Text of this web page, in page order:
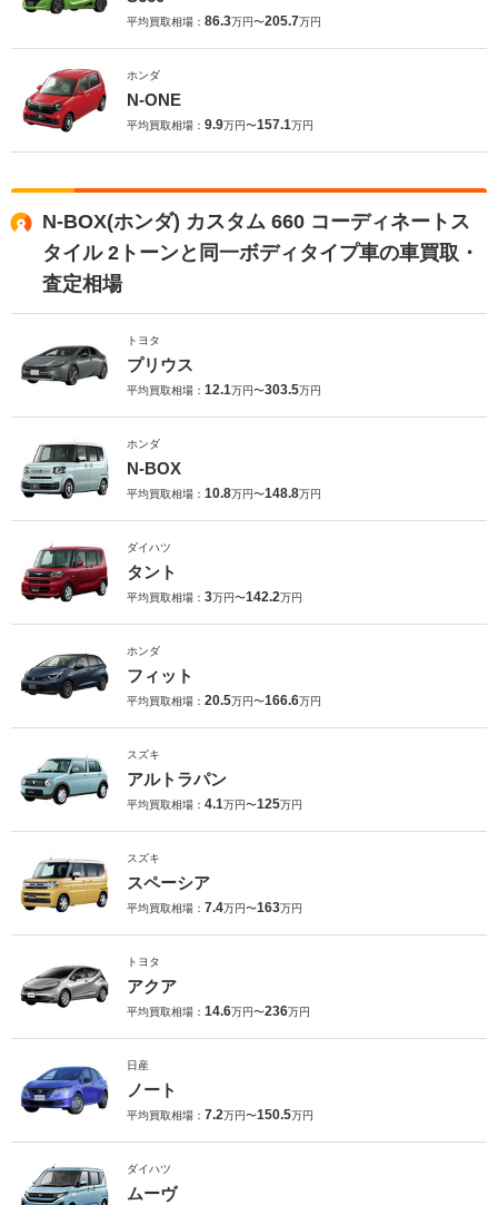
平均買取相場： 86.3万円〜205.7万円
ホンダ
N-ONE
平均買取相場： 9.9万円〜157.1万円
N-BOX(ホンダ) カスタム 660 コーディネートス
タイル 2トーンと同一ボディタイプ車の車買取・
査定相場
トヨタ
プリウス
平均買取相場： 12.1万円〜303.5万円
ホンダ
N-BOX
平均買取相場： 10.8万円〜148.8万円
ダイハツ
タント
平均買取相場： 3万円〜142.2万円
ホンダ
フィット
平均買取相場： 20.5万円〜166.6万円
スズキ
アルトラパン
平均買取相場： 4.1万円〜125万円
スズキ
スペーシア
平均買取相場： 7.4万円〜163万円
トヨタ
アクア
平均買取相場： 14.6万円〜236万円
日産
ノート
平均買取相場： 7.2万円〜150.5万円
ダイハツ
ムーヴ